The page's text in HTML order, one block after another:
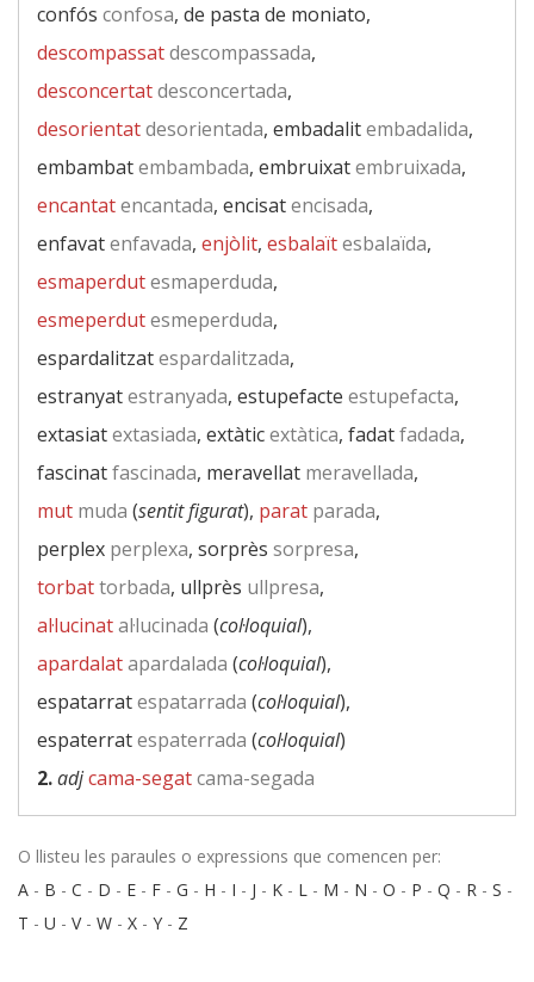
confós confosa, de pasta de moniato,
descompassatdescompassada,
desconcertatdesconcertada,
desorientatdesorientada, embadalitembadalida,
embambatembambada, embruixatembruixada,
encantatencantada, encisatencisada,
enfavatenfavada, enjòlit, esbalaïtesbalaïda,
esmaperdutesmaperduda,
esmeperdutesmeperduda,
espardalitzatespardalitzada,
estranyatestranyada, estupefacte estupefacta,
extasiatextasiada, extàticextàtica, fadatfadada,
fascinatfascinada, meravellat meravellada,
mut muda (sentit figurat), parat parada,
perplex perplexa, sorprès sorpresa,
torbattorbada, ullprès ullpresa,
al·lucinatal·lucinada (col·loquial),
apardalatapardalada (col·loquial),
espatarratespatarrada (col·loquial),
espaterratespaterrada (col·loquial)
2.adjcama-segatcama-segada
O llisteu les paraules o expressions que comencen per:
A - B - C - D - E - F - G - H - I - J - K - L - M - N - O - P - Q - R - S -
T - U - V- W - X - Y - Z